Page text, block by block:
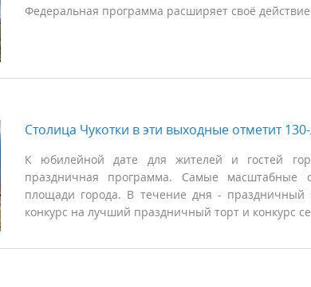
Федеральная программа расширяет своё
Столица Чукотки в эти выходные отметит
К юбилейной дате для жителей и гостей
праздничная программа. Самые масштабные
площади города. В течение дня - праздничный
конкурс на лучший праздничный торт и конкурс